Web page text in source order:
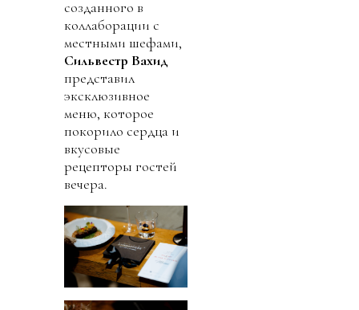
созданного в
коллаборации с
местными шефами,
Сильвестр Вахид
представил
эксклюзивное
меню, которое
покорило сердца и
вкусовые
рецепторы гостей
вечера.